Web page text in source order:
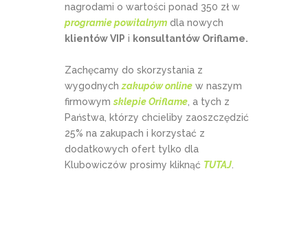
nagrodami o wartości ponad 350 zł w
programie powitalnym dla nowych
klientów VIP i konsultantów Oriflame.
Zachęcamy do skorzystania z
wygodnych zakupów online w naszym
firmowymsklepie Oriflame , a tych z
Państwa, którzy chcieliby zaoszczędzić
25% na zakupach i korzystać z
dodatkowych ofert tylko dla
Klubowiczów prosimy kliknąć TUTAJ